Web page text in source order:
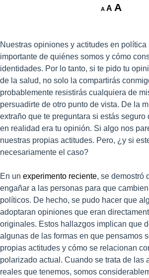
A A A
Nuestras opiniones y actitudes en política
importante de quiénes somos y cómo
identidades. Por lo tanto, si te pido tu
de la salud, no solo la compartirás
probablemente resistirás cualquiera de
persuadirte de otro punto de vista. De la
extraño que te preguntara si estás
en realidad era tu opinión. Si algo nos
nuestras propias actitudes. Pero, ¿y si
necesariamente el caso?
En un experimento reciente, se demostró
engañar a las personas para que
políticos. De hecho, se pudo hacer que
adoptaran opiniones que eran
originales. Estos hallazgos implican que
algunas de las formas en que pensamos
propias actitudes y cómo se relacionan
polarizado actual. Cuando se trata de las
reales que tenemos, somos